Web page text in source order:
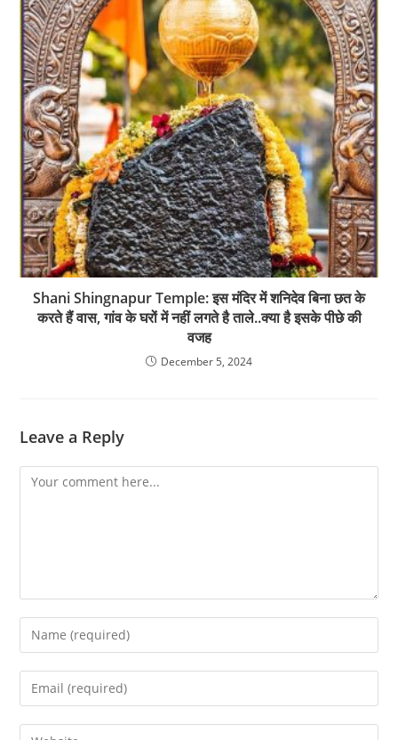
Shani Shingnapur Temple: इस मंदिर में शनिदेव बिना छत के
करते हैं वास, गांव के घरों में नहीं लगते है ताले..क्या है इसके पीछे की
वजह
December 5, 2024
Leave a Reply